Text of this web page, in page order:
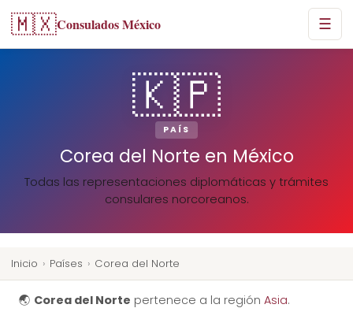
🇲🇽Consulados México ☰
🇰🇵
PAÍS
Corea del Norte en México
Todas las representaciones diplomáticas y trámites
consulares norcoreanos.
Inicio › Países › Corea del Norte
🌏 Corea del Norte pertenece a la región Asia.